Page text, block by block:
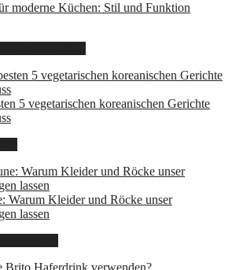
moderne Küchen: Stil und Funktion
5 vegetarischen koreanischen Gerichte
Warum Kleider und Röcke unser
lassen